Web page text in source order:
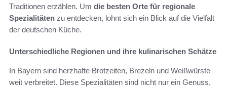
Traditionen erzählen. Um die besten Orte für regionale
Spezialitäten zu entdecken, lohnt sich ein Blick auf die Vielfalt
der deutschen Küche.
Unterschiedliche Regionen und ihre kulinarischen Schätze
In Bayern sind herzhafte Brotzeiten, Brezeln und Weißwürste
weit verbreitet. Diese Spezialitäten sind nicht nur ein Genuss,